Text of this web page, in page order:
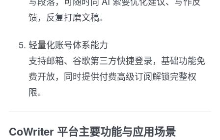
馈，反复打磨文稿。
轻量化账号体系能力
支持邮箱、谷歌第三方快捷登录，基础功能免
费开放，同时提供付费高级订阅解锁完整权
限。
CoWriter 平台主要功能与应用场景